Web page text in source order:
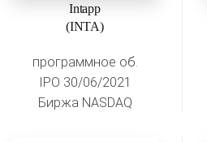
Intapp
(INTA)
программное об.
IPO 30/06/2021
Биржа NASDAQ